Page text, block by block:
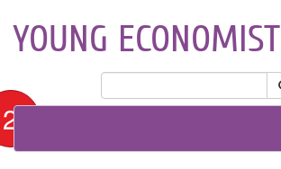
YOUNG ECONOMIST